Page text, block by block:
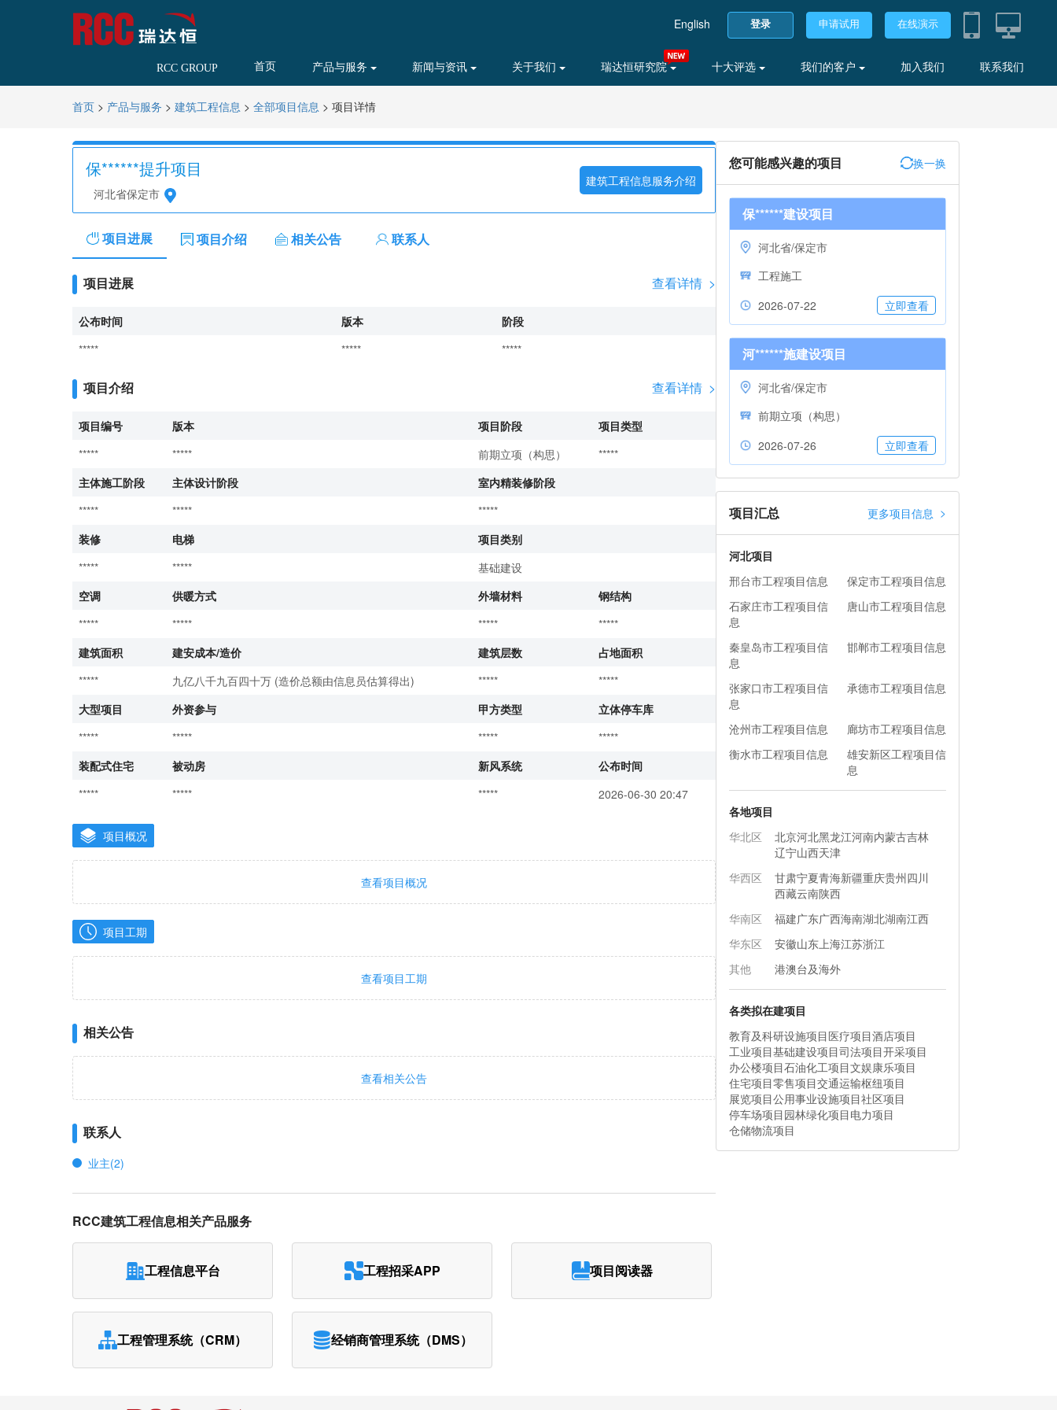
English 登录 申请试用 在线演示
RCC GROUP 首页 产品与服务 新闻与资讯 关于我们 瑞达恒研究院 十大评选 我们的客户 加入我们 联系我们
首页 > 产品与服务 > 建筑工程信息 > 全部项目信息 > 项目详情
保******提升项目
河北省保定市
建筑工程信息服务介绍
项目进展 项目介绍 相关公告 联系人
项目进展 查看详情 >
公布时间 版本
阶段
*****
***** *****
项目介绍 查看详情 >
项目编号 版本 项目阶段
项目类型
*****
***** 前期立项（构思）
*****
主体施工阶段
主体设计阶段
室内精装修阶段
*****
*****
*****
装修
电梯
项目类别
*****
*****
基础建设
空调
供暖方式 外墙材料
钢结构
*****
***** *****
*****
建筑面积
建安成本/造价 建筑层数
占地面积
*****
九亿八千九百四十万 (造价总额由信息员估算得出) *****
*****
大型项目
外资参与 甲方类型
立体停车库
*****
***** *****
*****
装配式住宅
被动房 新风系统
公布时间
*****
***** ***** 2026-06-30 20:47
项目概况
查看项目概况
项目工期
查看项目工期
相关公告
查看相关公告
联系人
业主(2)
RCC建筑工程信息相关产品服务
工程信息平台 工程招采APP 项目阅读器
工程管理系统（CRM） 经销商管理系统（DMS）
您可能感兴趣的项目 换一换
保******建设项目
河北省/保定市
工程施工
2026-07-22
立即查看
河******施建设项目
河北省/保定市
前期立项（构思）
2026-07-26
立即查看
项目汇总 更多项目信息 >
河北项目
邢台市工程项目信息
保定市工程项目信息
石家庄市工程项目信
息
唐山市工程项目信息
秦皇岛市工程项目信
息
邯郸市工程项目信息
张家口市工程项目信
息
承德市工程项目信息
沧州市工程项目信息
廊坊市工程项目信息
衡水市工程项目信息
雄安新区工程项目信
息
各地项目
华北区
北京河北黑龙江河南内蒙古吉林
辽宁山西天津
华西区
甘肃宁夏青海新疆重庆贵州四川
西藏云南陕西
华南区
福建广东广西海南湖北湖南江西
华东区
安徽山东上海江苏浙江
其他
港澳台及海外
各类拟在建项目
教育及科研设施项目医疗项目酒店项目
工业项目基础建设项目司法项目开采项目
办公楼项目石油化工项目文娱康乐项目
住宅项目零售项目交通运输枢纽项目
展览项目公用事业设施项目社区项目
停车场项目园林绿化项目电力项目
仓储物流项目